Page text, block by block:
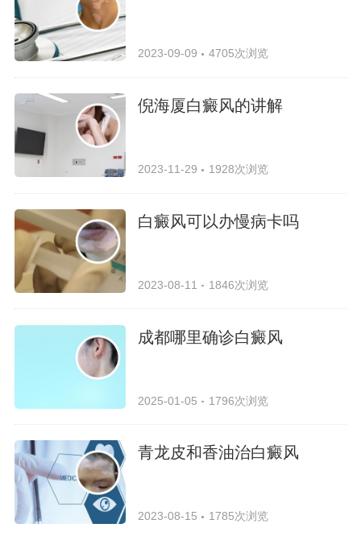
2023-09-09 4705次浏览
倪海厦白癜风的讲解
2023-11-29 1928次浏览
白癜风可以办慢病卡吗
2023-08-11 1846次浏览
成都哪里确诊白癜风
2025-01-05 1796次浏览
青龙皮和香油治白癜风
2023-08-15 1785次浏览